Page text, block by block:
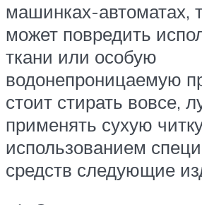
машинках-автоматах,
может повредить
ткани или особую
водонепроницаемую
стоит стирать вовсе,
применять сухую
использованием
средств следующие